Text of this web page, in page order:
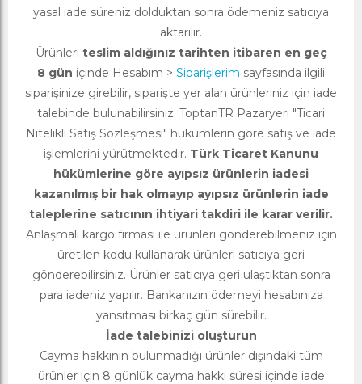
yasal iade süreniz dolduktan sonra ödemeniz satıcıya
aktarılır.
Ürünleri teslim aldığınız tarihten itibaren en geç
8 gün içinde Hesabım > Siparişlerim sayfasında ilgili
siparişinize girebilir, siparişte yer alan ürünleriniz için iade
talebinde bulunabilirsiniz. ToptanTR Pazaryeri "Ticari
Nitelikli Satış Sözleşmesi" hükümlerin göre satış ve iade
işlemlerini yürütmektedir. Türk Ticaret Kanunu
hükümlerine göre ayıpsız ürünlerin iadesi
kazanılmış bir hak olmayıp ayıpsız ürünlerin iade
taleplerine satıcının ihtiyari takdiri ile karar verilir.
Anlaşmalı kargo firması ile ürünleri gönderebilmeniz için
üretilen kodu kullanarak ürünleri satıcıya geri
gönderebilirsiniz. Ürünler satıcıya geri ulaştıktan sonra
para iadeniz yapılır. Bankanızın ödemeyi hesabınıza
yansıtması birkaç gün sürebilir.
İade talebinizi oluşturun
Cayma hakkının bulunmadığı ürünler dışındaki tüm
ürünler için 8 günlük cayma hakkı süresi içinde iade